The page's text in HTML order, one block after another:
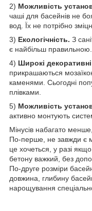
2) Можливість
чаші для басейнів не
вод. Їх не потрібно
3) Екологічність. З
є найбільш правильною.
4) Широкі
прикрашаються
каменями. Сьогодні
плівками.
5) Можливість
активно монтують
Мінусів набагато
По-перше, не завжди є
це хочеться, у разі
бетону важкий, без
По-друге розміри
довжина, глибину
нарощування